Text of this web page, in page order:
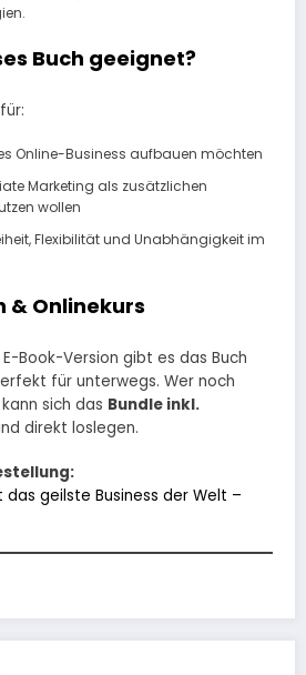
Buch geeignet?
Online-Business aufbauen möchten
Marketing als zusätzlichen
wollen
Flexibilität und Unabhängigkeit im
& Onlinekurs
Book-Version gibt es das Buch
für unterwegs. Wer noch
sich das Bundle inkl.
direkt loslegen.
geilste Business der Welt –